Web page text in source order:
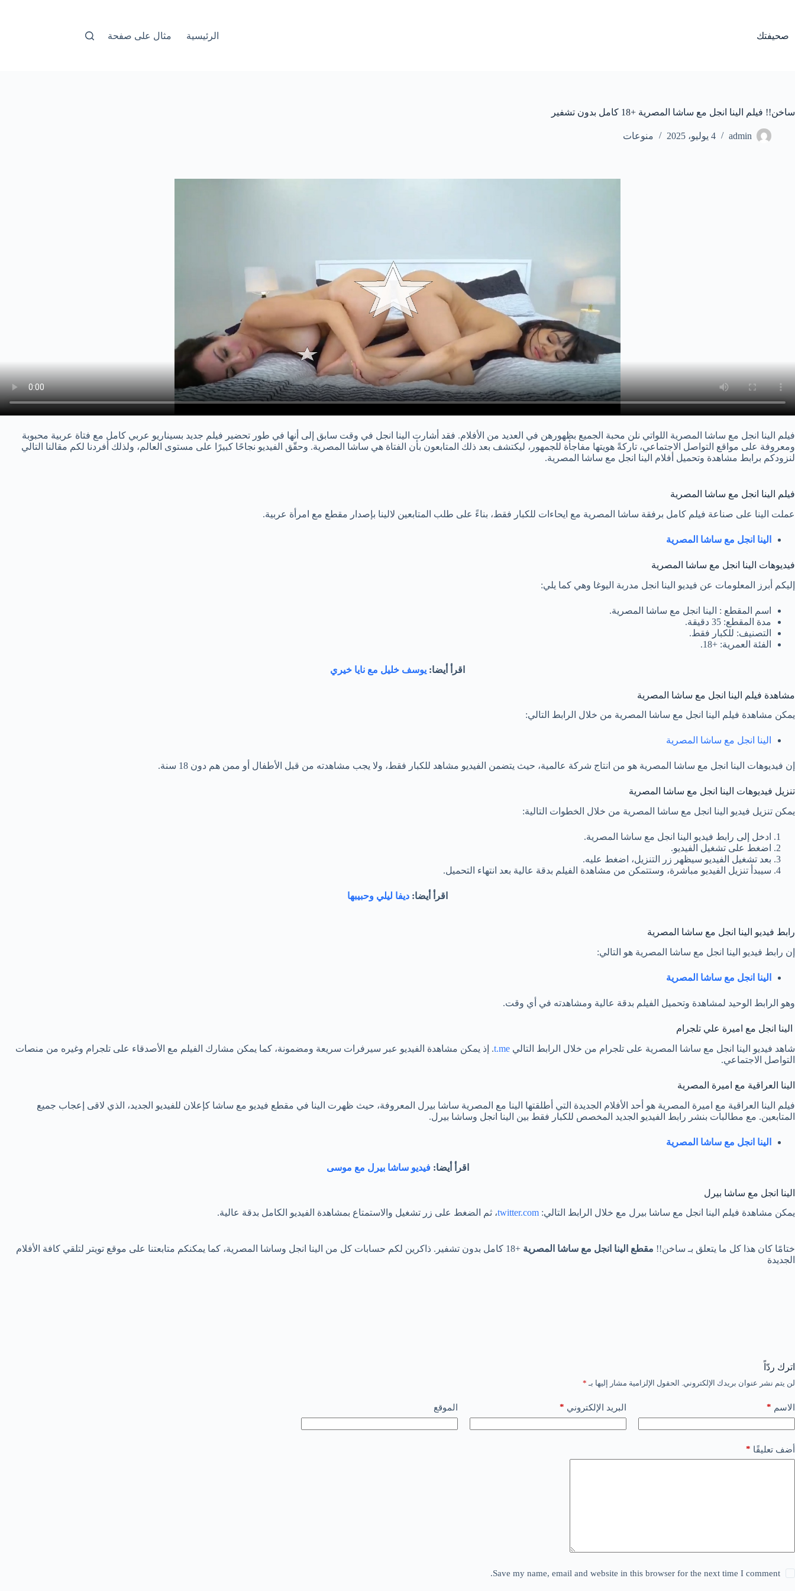
صحيفتك الرئيسية مثال على صفحة
ساخن!! فيلم الينا انجل مع ساشا المصرية +18 كامل بدون تشفير
admin 4 يوليو، 2025 منوعات
فيلم الينا انجل مع ساشا المصرية اللواتي نلن محبة الجميع بظهورهن في العديد من الأفلام. فقد أشارت الينا انجل في وقت سابق إلى أنها في طور تحضير فيلم جديد بسيناريو عربي كامل مع فتاة عربية محبوبة
ومعروفة على مواقع التواصل الاجتماعي، تاركةً هويتها مفاجأة للجمهور، ليكتشف بعد ذلك المتابعون بأن الفتاة هي ساشا المصرية. وحقّق الفيديو نجاحًا كبيرًا على مستوى العالم، ولذلك أفردنا لكم مقالنا التالي
لنزودكم برابط مشاهدة وتحميل أفلام الينا انجل مع ساشا المصرية.
فيلم الينا انجل مع ساشا المصرية
عملت الينا على صناعة فيلم كامل برفقة ساشا المصرية مع ايحاءات للكبار فقط، بناءً على طلب المتابعين لالينا بإصدار مقطع مع امرأة عربية.
الينا انجل مع ساشا المصرية
فيديوهات الينا انجل مع ساشا المصرية
إليكم أبرز المعلومات عن فيديو الينا انجل مدربة اليوغا وهي كما يلي:
اسم المقطع : الينا انجل مع ساشا المصرية.
مدة المقطع: 35 دقيقة.
التصنيف: للكبار فقط.
الفئة العمرية: +18.
اقرأ أيضا: يوسف خليل مع نايا خيري
مشاهدة فيلم الينا انجل مع ساشا المصرية
يمكن مشاهدة فيلم الينا انجل مع ساشا المصرية من خلال الرابط التالي:
الينا انجل مع ساشا المصرية
إن فيديوهات الينا انجل مع ساشا المصرية هو من انتاج شركة عالمية، حيث يتضمن الفيديو مشاهد للكبار فقط، ولا يجب مشاهدته من قبل الأطفال أو ممن هم دون 18 سنة.
تنزيل فيديوهات الينا انجل مع ساشا المصرية
يمكن تنزيل فيديو الينا انجل مع ساشا المصرية من خلال الخطوات التالية:
ادخل إلى رابط فيديو الينا انجل مع ساشا المصرية.
اضغط على تشغيل الفيديو.
بعد تشغيل الفيديو سيظهر زر التنزيل، اضغط عليه.
سيبدأ تنزيل الفيديو مباشرة، وستتمكن من مشاهدة الفيلم بدقة عالية بعد انتهاء التحميل.
اقرأ أيضا: ديفا ليلي وحبيبها
رابط فيديو الينا انجل مع ساشا المصرية
إن رابط فيديو الينا انجل مع ساشا المصرية هو التالي:
الينا انجل مع ساشا المصرية
وهو الرابط الوحيد لمشاهدة وتحميل الفيلم بدقة عالية ومشاهدته في أي وقت.
الينا انجل مع اميرة علي تلجرام
شاهد فيديو الينا انجل مع ساشا المصرية على تلجرام من خلال الرابط التالي t.me. إذ يمكن مشاهدة الفيديو عبر سيرفرات سريعة ومضمونة، كما يمكن مشارك الفيلم مع الأصدقاء على تلجرام وغيره من منصات
التواصل الاجتماعي.
الينا العراقية مع اميرة المصرية
فيلم الينا العراقية مع اميرة المصرية هو أحد الأفلام الجديدة التي أطلقتها الينا مع المصرية ساشا بيرل المعروفة، حيث ظهرت الينا في مقطع فيديو مع ساشا كإعلان للفيديو الجديد، الذي لاقى إعجاب جميع
المتابعين. مع مطالبات بنشر رابط الفيديو الجديد المخصص للكبار فقط بين الينا انجل وساشا بيرل.
الينا انجل مع ساشا المصرية
اقرأ أيضا:فيديو ساشا بيرل مع موسى
الينا انجل مع ساشا بيرل
يمكن مشاهدة فيلم الينا انجل مع ساشا بيرل مع خلال الرابط التالي: twitter.com، ثم الضغط على زر تشغيل والاستمتاع بمشاهدة الفيديو الكامل بدقة عالية.
ختامًا كان هذا كل ما يتعلق بـ ساخن!! مقطع الينا انجل مع ساشا المصرية
+18 كامل بدون تشفير. ذاكرين لكم حسابات كل من الينا انجل وساشا المصرية، كما يمكنكم متابعتنا على موقع تويتر لتلقي كافة الأفلام
الجديدة
اترك ردّاً
لن يتم نشر عنوان بريدك الإلكتروني. الحقول الإلزامية مشار إليها بـ *
الاسم * البريد الإلكتروني * الموقع
أضف تعليقًا *
Save my name, email and website in this browser for the next time I comment.